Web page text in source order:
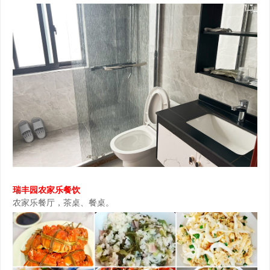
瑞丰园农家乐餐饮
农家乐餐厅，茶桌、餐桌。